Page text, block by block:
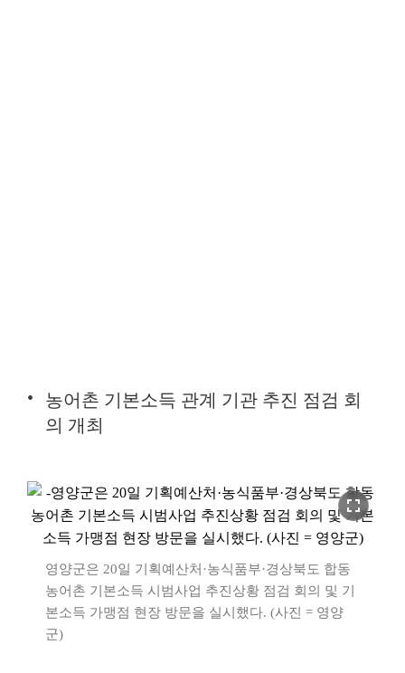
농어촌 기본소득 관계 기관 추진 점검 회
의 개최
fullscreen
영양군은 20일 기획예산처·농식품부·경상북도 합동
농어촌 기본소득 시범사업 추진상황 점검 회의 및 기
본소득 가맹점 현장 방문을 실시했다. (사진 = 영양
군)